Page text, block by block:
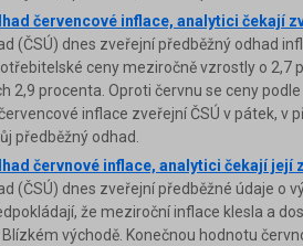
červencové inflace, analytici čekají
(ČSÚ) dnes zveřejní předběžný odhad
ceny meziročně vzrostly o 2,7
2,9 procenta. Oproti červnu se ceny
inflace zveřejní ČSÚ v pátek, v
předběžný odhad.
červnové inflace, analytici čekají její
(ČSÚ) dnes zveřejní předběžné údaje o
že meziroční inflace klesla a
východě. Konečnou hodnotu